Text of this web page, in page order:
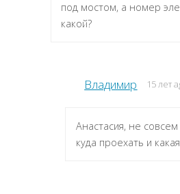
под мостом, а номер
какой?
Владимир 15 лет
Анастасия, не
куда проехать и